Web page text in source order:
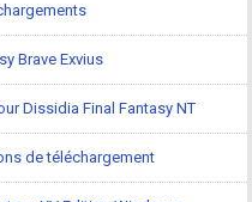
Brave Exvius
Dissidia Final Fantasy NT
de téléchargement